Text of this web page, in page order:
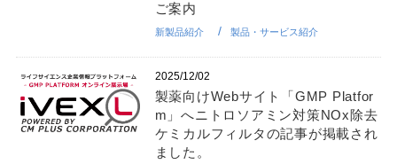
ご案内
新製品紹介 製品・サービス紹介
2025/12/02
製薬向けWebサイト「GMP Platfor
m」へニトロソアミン対策NOx除去
ケミカルフィルタの記事が掲載され
ました。